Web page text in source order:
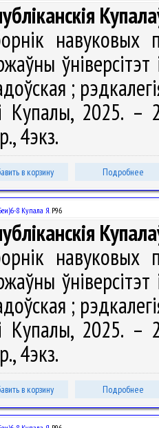
навуковых
;
Купалы, 2025. –
4экз.
в корзину Подробнее
8 Купала Я.Р96
навуковых
;
Купалы, 2025. –
4экз.
в корзину Подробнее